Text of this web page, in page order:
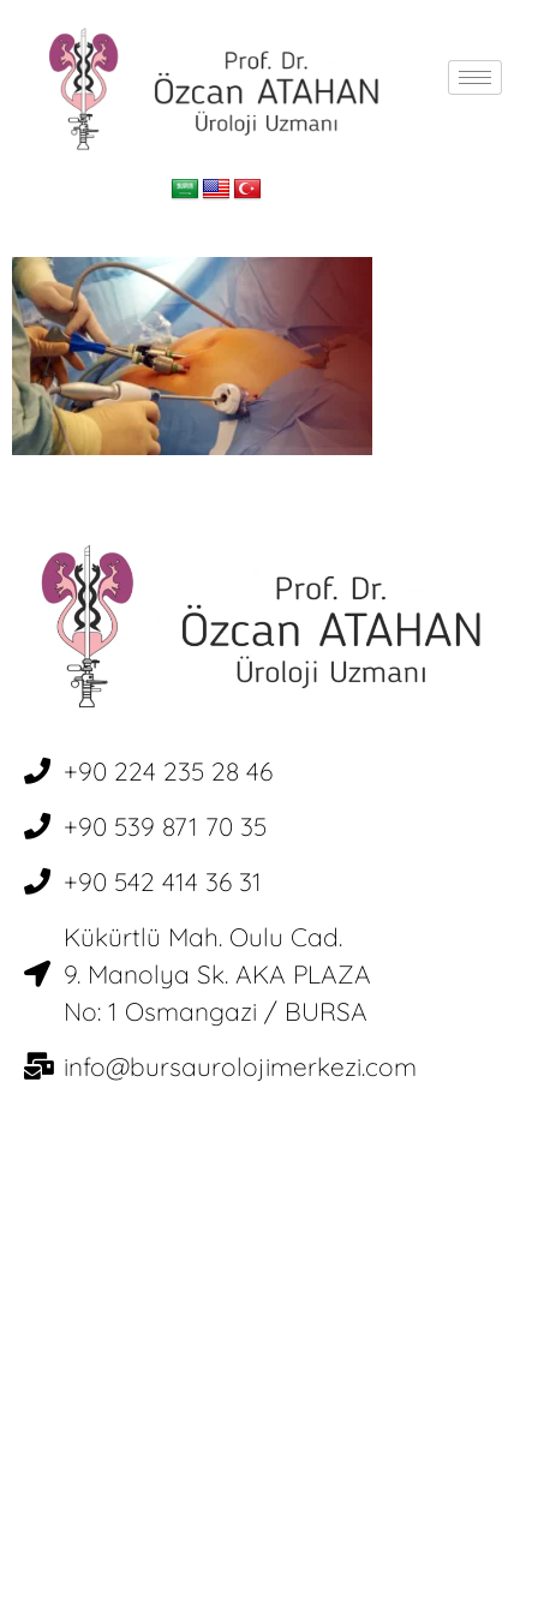
+90 224 235 28 46
+90 539 871 70 35
+90 542 414 36 31
Kükürtlü Mah. Oulu Cad.
9. Manolya Sk. AKA PLAZA
No: 1 Osmangazi / BURSA
info@bursaurolojimerkezi.com